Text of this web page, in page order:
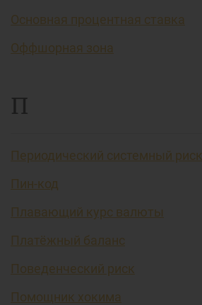
Основная процентная ставка
Оффшорная зона
П
Периодический системный риск
Пин-код
Плавающий курс валюты
Платёжный баланс
Поведенческий риск
Помощник хокима